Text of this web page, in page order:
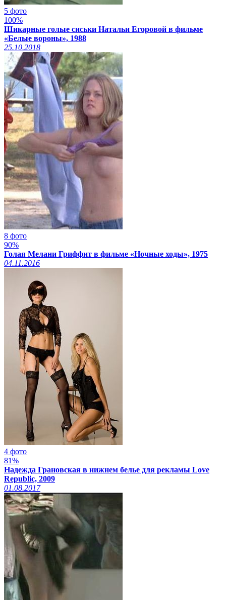
5 фото
100%
Шикарные голые сиськи Натальи Егоровой в фильме
«Белые вороны», 1988
25.10.2018
8 фото
90%
Голая Мелани Гриффит в фильме «Ночные ходы», 1975
04.11.2016
4 фото
81%
Надежда Грановская в нижнем белье для рекламы Love
Republic, 2009
01.08.2017